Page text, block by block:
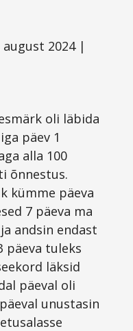
august 2024 |
oli läbida
päev 1
alla 100
õnnestus.
kümme päeva
7 päeva ma
andsin endast
päeva tuleks
läksid
päeval oli
unustasin